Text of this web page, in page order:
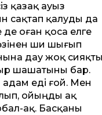
қазақ ауыз
сақтап қалуды да
оған қоса елге
ши шығып
дау жоқ
шашатыны бар.
адам еді ғой. Мен
ойыңды ақ
ақ. Басқаны